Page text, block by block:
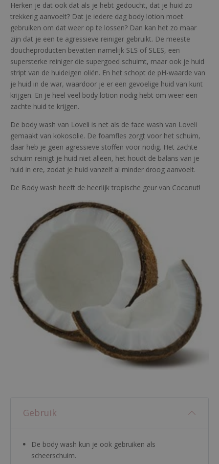
z
e
a
a
n
t
a
l
Herken je dat ook dat als je hebt gedoucht, dat je huid zo
trekkerig aanvoelt? Dat je iedere dag body lotion moet
gebruiken om dat weer op te lossen? Dan kan het zo maar
zijn dat je een te agressieve reiniger gebruikt. De meeste
doucheproducten bevatten namelijk SLS of SLES, een
supersterke reiniger die supergoed schuimt, maar ook je huid
stript van de huideigen oliën. En het schopt de pH-waarde van
je huid in de war, waardoor je er een gevoelige huid van kunt
krijgen. En je heel veel body lotion nodig hebt om weer een
zachte huid te krijgen.
De body wash van Loveli is net als de face wash van Loveli
gemaakt van kokosolie. De foamfles zorgt voor het schuim,
daar heb je geen agressieve stoffen voor nodig. Het zachte
schuim reinigt je huid niet alleen, het houdt de balans van je
huid in ere, zodat je huid vanzelf al minder droog aanvoelt.
De Body wash heeft de heerlijk tropische geur van Coconut!
Gebruik
De body wash kun je ook gebruiken als
scheerschuim.